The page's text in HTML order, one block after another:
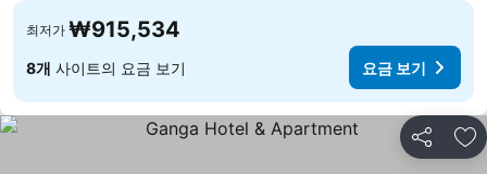
최저가 ₩915,534
8개 사이트의 요금 보기 요금 보기
공유 즐